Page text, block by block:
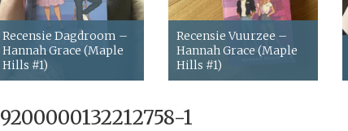
Recensie Dagdroom –
Hannah Grace (Maple
Hills #1)
Recensie Vuurzee –
Hannah Grace (Maple
Hills #1)
9200000132212758-1